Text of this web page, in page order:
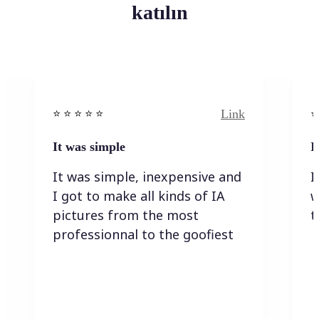
katılın
⭐️ ⭐️ ⭐️ ⭐ ⭐️ Link
It was simple
It was simple, inexpensive and
I got to make all kinds of IA
pictures from the most
professionnal to the goofiest
I
I